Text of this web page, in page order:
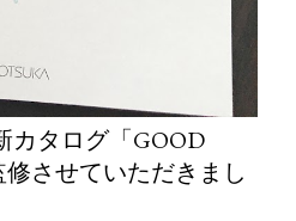
カタログ「GOOD
修させていただきまし